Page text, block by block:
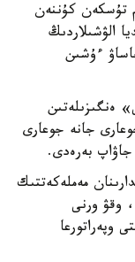
تۇسكەن كۇننەن
الۋشىلاردىڭ
ءۇشىن
ەنگىزىلەتىن
جانە جوعارى
جاۋاپ بەرەدى.
مەملەكەتتىك
وقۋ ورنى
وپەراتورعا